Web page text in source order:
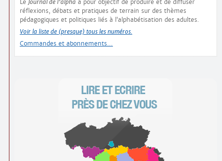
Le Journal de l’alpha a pour objectif de produire et de diffuser
réflexions, débats et pratiques de terrain sur des thèmes
pédagogiques et politiques liés à l’alphabétisation des adultes.
Voir la liste de (presque) tous les numéros.
Commandes et abonnements…